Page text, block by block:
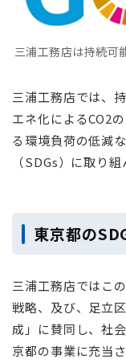
三浦工務店は持続可
三浦工務店では、
エネ化によるCO2
る環境負荷の低減
（SDGs）に取り組
東京都の
三浦工務店ではこ
戦略、及び、足立
成」に賛同し、社
京都の事業に充当